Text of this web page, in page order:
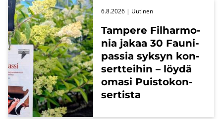
Tam­pe­re Fil­har­mo­
nia jakaa 30 Fau­ni­
pas­sia syk­syn kon­
sert­tei­hin – löydä
omasi Puis­to­kon­
ser­tis­ta
6.8.2026 | Uu­ti­nen